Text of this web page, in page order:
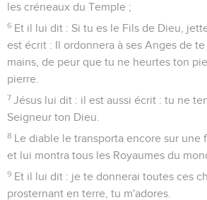
les créneaux du Temple ;
6 Et il lui dit : Si tu es le Fils de Dieu,
est écrit : Il ordonnera à ses Anges de
mains, de peur que tu ne heurtes ton
pierre.
7 Jésus lui dit : il est aussi écrit : tu ne
Seigneur ton Dieu.
8 Le diable le transporta encore sur une
et lui montra tous les Royaumes du
9 Et il lui dit : je te donnerai toutes ces
prosternant en terre, tu m'adores.